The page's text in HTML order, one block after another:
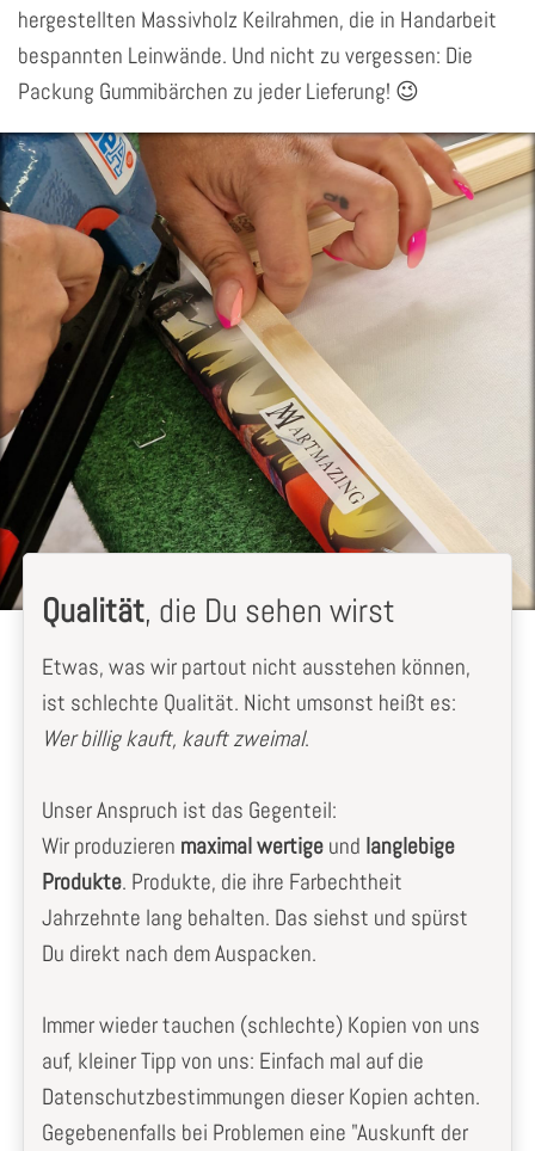
hergestellten Massivholz Keilrahmen, die in Handarbeit
bespannten Leinwände. Und nicht zu vergessen: Die
Packung Gummibärchen zu jeder Lieferung! 😉
Qualität, die Du sehen wirst
Etwas, was wir partout nicht ausstehen können,
ist schlechte Qualität. Nicht umsonst heißt es:
Wer billig kauft, kauft zweimal.
Unser Anspruch ist das Gegenteil:
Wir produzieren maximal wertigeund langlebige
Produkte. Produkte, die ihre Farbechtheit
Jahrzehnte lang behalten. Das siehst und spürst
Du direkt nach dem Auspacken.
Immer wieder tauchen (schlechte) Kopien von uns
auf, kleiner Tipp von uns: Einfach mal auf die
Datenschutzbestimmungen dieser Kopien achten.
Gegebenenfalls bei Problemen eine "Auskunft der